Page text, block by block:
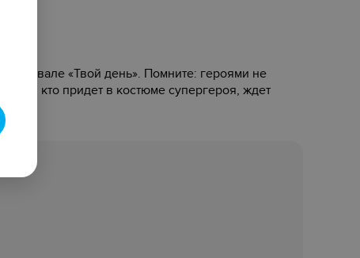
«‎Твой день». Помните: героями не
кто придет в костюме супергероя, ждет